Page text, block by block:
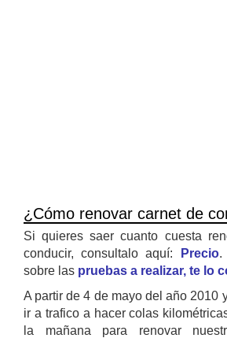
¿Cómo renovar carnet de
Si quieres saer cuanto cuesta
conducir, consultalo aquí:
Precio.
sobre las pruebas a realizar, te lo
A partir de 4 de mayo del año 2010
ir a trafico a hacer colas
la mañana para renovar